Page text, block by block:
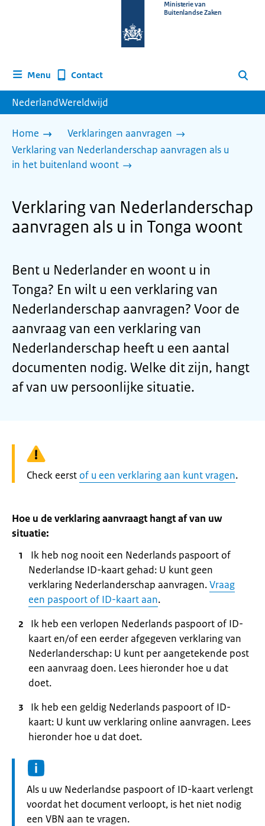
homepage
Ministerie van
Buitenlandse Zaken
Menu Contact Zoeken
NederlandWereldwijd
Home
Verklaringen aanvragen
Verklaring van Nederlanderschap aanvragen als u
in het buitenland woont
Verklaring van Nederlanderschap
aanvragen als u in Tonga woont
Bent u Nederlander en woont u in
Tonga? En wilt u een verklaring van
Nederlanderschap aanvragen? Voor de
aanvraag van een verklaring van
Nederlanderschap heeft u een aantal
documenten nodig. Welke dit zijn, hangt
af van uw persoonlijke situatie.
Waarschuwing:
Check eerst of u een verklaring aan kunt vragen.
Hoe u de verklaring aanvraagt hangt af van uw
situatie:
Ik heb nog nooit een Nederlands paspoort of
Nederlandse ID-kaart gehad: U kunt geen
verklaring Nederlanderschap aanvragen.Vraag
een paspoort of ID-kaart aan.
Ik heb een verlopen Nederlands paspoort of ID-
kaart en/of een eerder afgegeven verklaring van
Nederlanderschap: U kunt per aangetekende post
een aanvraag doen. Lees hieronder hoe u dat
doet.
Ik heb een geldig Nederlands paspoort of ID-
kaart: U kunt uw verklaring online aanvragen. Lees
hieronder hoe u dat doet.
Informatie:
Als u uw Nederlandse paspoort of ID-kaart verlengt
voordat het document verloopt, is het niet nodig
een VBN aan te vragen.